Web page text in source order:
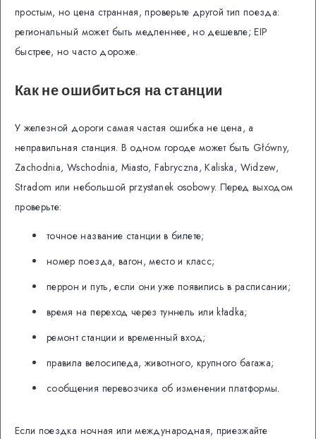
простым, но цена странная, проверьте другой тип поезда:
региональный может быть медленнее, но дешевле; EIP
быстрее, но часто дороже.
Как не ошибиться на станции
У железной дороги самая частая ошибка не цена, а
неправильная станция. В одном городе может быть Główny,
Zachodnia, Wschodnia, Miasto, Fabryczna, Kaliska, Widzew,
Stradom или небольшой przystanek osobowy. Перед выходом
проверьте:
точное название станции в билете;
номер поезда, вагон, место и класс;
перрон и путь, если они уже появились в расписании;
время на переход через туннель или kładka;
ремонт станции и временный вход;
правила велосипеда, животного, крупного багажа;
сообщения перевозчика об изменении платформы.
Если поездка ночная или международная, приезжайте